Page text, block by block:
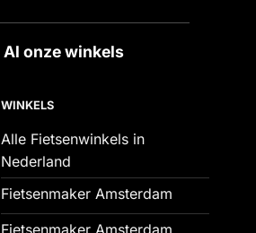
Al onze winkels
WINKELS
Alle Fietsenwinkels in
Nederland
Fietsenmaker Amsterdam
Fietsenmaker Amsterdam